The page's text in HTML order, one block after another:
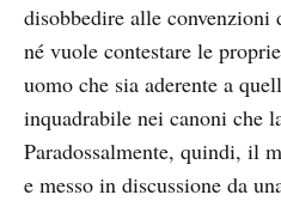
disobbedire alle convenzioni
né vuole contestare le
uomo che sia aderente a
inquadrabile nei canoni che
Paradossalmente, quindi, il
e messo in discussione da